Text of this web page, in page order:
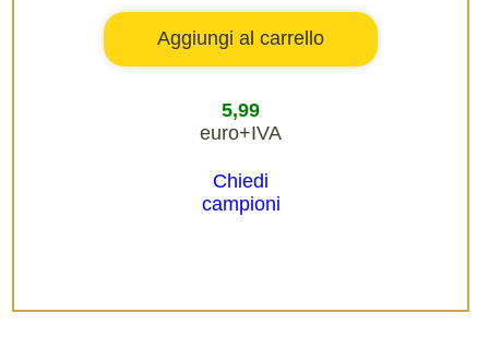
5,99
euro+IVA
Chiedi
campioni